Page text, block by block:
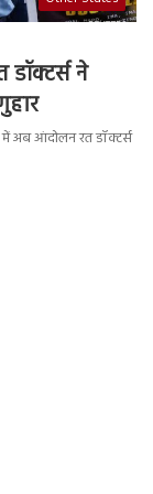
ने
अब आंदोलन रत डॉक्टर्स